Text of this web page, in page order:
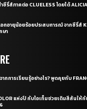
ซีรี่ส์ภาคต่อ CLUELESS โดยได้
กอายุน้อยร้อยประสบการณ์ จากซีรี่ส์
ษา
การเรียนรู้อย่างไร? พูดคุยกับ
แห่งปี กับไอเท็มช่วยเติมสีสันให้กั